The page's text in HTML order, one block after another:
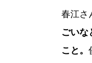
春江さ
ごいな
こと。